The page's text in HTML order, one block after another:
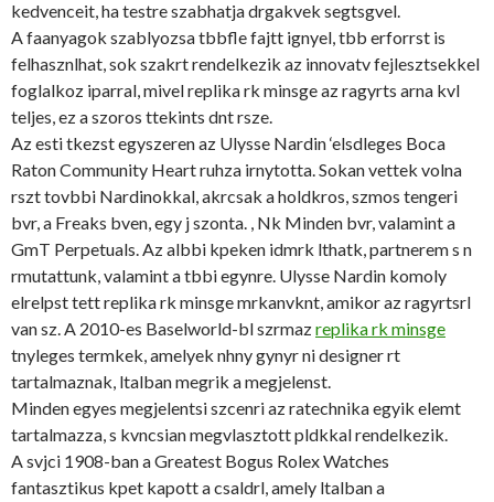
kedvenceit, ha testre szabhatja drgakvek segtsgvel.
A faanyagok szablyozsa tbbfle fajtt ignyel, tbb erforrst is
felhasznlhat, sok szakrt rendelkezik az innovatv fejlesztsekkel
foglalkoz iparral, mivel replika rk minsge az ragyrts arna kvl
teljes, ez a szoros ttekints dnt rsze.
Az esti tkezst egyszeren az Ulysse Nardin ‘elsdleges Boca
Raton Community Heart ruhza irnytotta. Sokan vettek volna
rszt tovbbi Nardinokkal, akrcsak a holdkros, szmos tengeri
bvr, a Freaks bven, egy j szonta. , Nk Minden bvr, valamint a
GmT Perpetuals. Az albbi kpeken idmrk lthatk, partnerem s n
rmutattunk, valamint a tbbi egynre. Ulysse Nardin komoly
elrelpst tett replika rk minsge mrkanvknt, amikor az ragyrtsrl
van sz. A 2010-es Baselworld-bl szrmazreplika rk minsge
tnyleges termkek, amelyek nhny gynyr ni designer rt
tartalmaznak, ltalban megrik a megjelenst.
Minden egyes megjelentsi szcenri az ratechnika egyik elemt
tartalmazza, s kvncsian megvlasztott pldkkal rendelkezik.
A svjci 1908-ban a Greatest Bogus Rolex Watches
fantasztikus kpet kapott a csaldrl, amely ltalban a